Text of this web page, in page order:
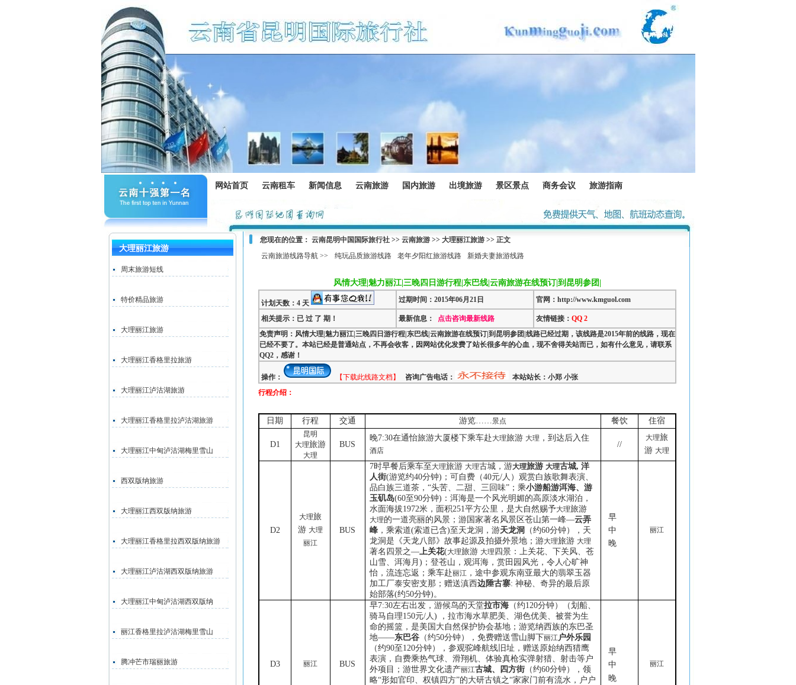
网站首页 云南租车 新闻信息 云南旅游 国内旅游 出境旅游 景区景点 商务会议 旅游指南
大理丽江旅游
周末旅游短线
特价精品旅游
大理丽江旅游
大理丽江香格里拉旅游
大理丽江泸沽湖旅游
大理丽江香格里拉泸沽湖旅游
大理丽江中甸泸沽湖梅里雪山
西双版纳旅游
大理丽江西双版纳旅游
大理丽江香格里拉西双版纳旅游
大理丽江泸沽湖西双版纳旅游
大理丽江中甸泸沽湖西双版纳
丽江香格里拉泸沽湖梅里雪山
腾冲芒市瑞丽旅游
您现在的位置： 云南昆明中国国际旅行社>> 云南旅游>> 大理丽江旅游>> 正文
云南旅游线路导航 >>
纯玩品质旅游线路 老年夕阳红旅游线路 新婚夫妻旅游线路
风情大理|魅力丽江|三晚四日游行程|东巴线|云南旅游在线预订|到昆明参团|
计划天数：4 天 过期时间：2015年06月21日 官网：http://www.kmguol.com
相关提示：已 过 了 期！ 最新信息： 点击咨询最新线路 友情链接： QQ 2
免责声明：风情大理|魅力丽江|三晚四日游行程|东巴线|云南旅游在线预订|到昆明参团|线路已经过期，该线路是2015年前的线路，现在
已经不要了。本站已经是普通站点，不再会收客，因网站优化发费了站长很多年的心血，现不舍得关站而已，如有什么意见，请联系
QQ2，感谢！
操作： 【下载此线路文档】 咨询广告电话：
本站站长：小郑 小张
行程介绍：
日期 行程 交通 游览……景点 餐饮 住宿
D1
昆明
大理旅游
大理
BUS
晚7:30在通怡旅游大厦楼下乘车赴 大理旅游 大理 ，到达后入住
酒店
//
大理旅
游 大理
D2
大理旅
游 大理
丽江
BUS
7时早餐后乘车至 大理旅游 大理古城，游大理旅游 大理古城, 洋
人街(游览约40分钟) ；可自费（40元/人）观赏白族歌舞表演、
品白族三道茶，“头苦、二甜、三回味”；乘小游船游洱海、游
玉矶岛(60至90分钟) ：洱海是一个风光明媚的高原淡水湖泊，
水面海拔1972米，面积251平方公里，是大自然赐予大理旅游
大理的一道亮丽的风景； 游国家著名风景区苍山第一峰—云弄
峰，乘索道(索道已含)至天龙洞，游天龙洞 （约60分钟），天
龙洞是《天龙八部》故事起源及拍摄外景地；游大理旅游 大理
著名四景之—上关花(大理旅游 大理 四景：上关花、下关风、苍
山雪、洱海月 ) ；登苍山，观洱海，赏田园风光，令人心旷神
怡，流连忘返； 乘车赴丽江，途中参观东南亚最大的翡翠玉器
加工厂泰安密支那；赠送滇西边陲古寨: 神秘、奇异的最后原
始部落(约50分钟)。
早
中
晚
丽江
D3 丽江 BUS
早7:30左右出发，游候鸟的天堂拉市海（约120分钟）（划船、
骑马自理150元/人)
，拉市海水草肥美、湖色优美、被誉为生
命的摇篮，是美国大自然保护协会基地；游览纳西族的东巴圣
地——东巴谷（约50分钟），免费赠送雪山脚下丽江户外乐园
（约90至 120分钟），参观驼峰航线旧址，赠送原始纳西猎鹰
表演，自费乘热气球、滑翔机、体验真枪实弹射猎、射击等户
外项目；游世界文化遗产丽江古城、四方街（约60分钟），领
略“形如官印、权镇四方”的大研古镇之“家家门前有流水，户户
早
中
晚
丽江